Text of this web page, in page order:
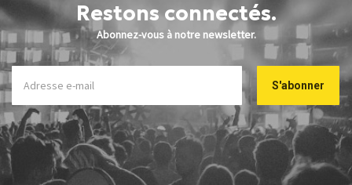
Restons connectés.
Abonnez-vous à notre newsletter.